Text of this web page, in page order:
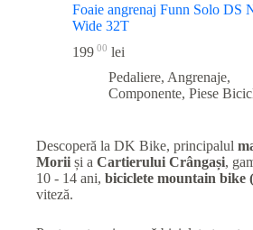
Foaie angrenaj Funn Solo DS
Wide 32T
199 00 lei
Pedaliere, Angrenaje,
Componente, Piese
Descoperă la DK Bike, principalul
Morii și a Cartierului Crângași,
10 - 14 ani, biciclete mountain bike
viteză.